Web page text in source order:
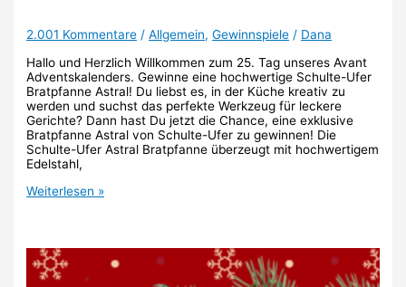
2.001 Kommentare /Allgemein,Gewinnspiele / Dana
Hallo und Herzlich Willkommen zum 25. Tag unseres Avant
Adventskalenders. Gewinne eine hochwertige Schulte-Ufer
Bratpfanne Astral! Du liebst es, in der Küche kreativ zu
werden und suchst das perfekte Werkzeug für leckere
Gerichte? Dann hast Du jetzt die Chance, eine exklusive
Bratpfanne Astral von Schulte-Ufer zu gewinnen! Die
Schulte-Ufer Astral Bratpfanne überzeugt mit hochwertigem
Edelstahl,
Türchen:
Schulte-
Ufer
Weiterlesen »